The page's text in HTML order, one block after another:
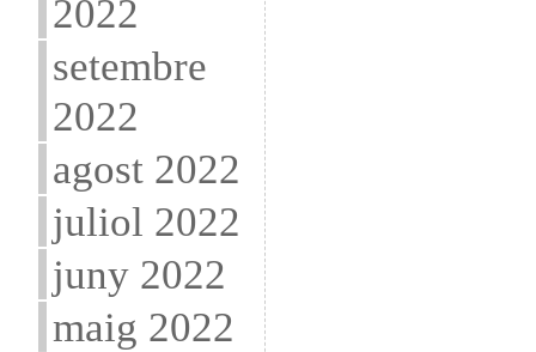
2022
setembre
2022
agost 2022
juliol 2022
juny 2022
maig 2022